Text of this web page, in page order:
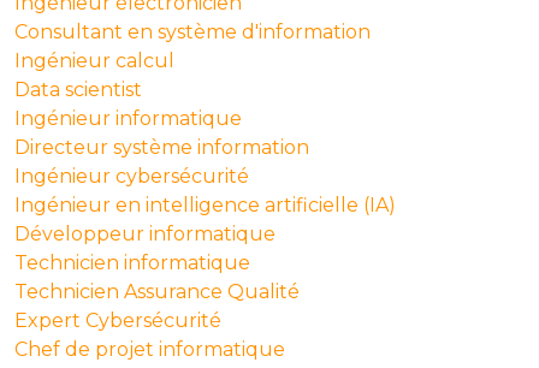
Consultant en système d'information
Ingénieur calcul
Data scientist
Ingénieur informatique
Directeur système information
Ingénieur cybersécurité
Ingénieur en intelligence artificielle (IA)
Développeur informatique
Technicien informatique
Technicien Assurance Qualité
Expert Cybersécurité
Chef de projet informatique